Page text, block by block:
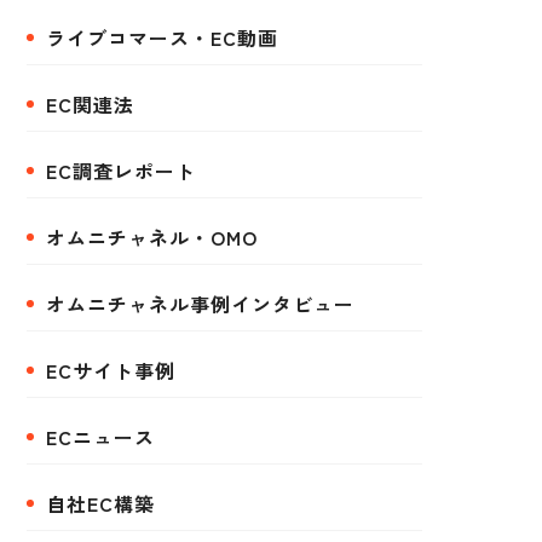
ライブコマース・EC動画
EC関連法
EC調査レポート
オムニチャネル・OMO
オムニチャネル事例インタビュー
ECサイト事例
ECニュース
自社EC構築